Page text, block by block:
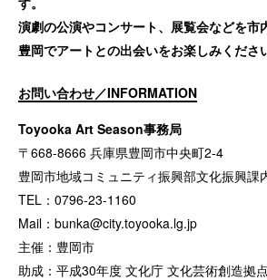
演劇の公演やコンサート、展覧会などを市
豊岡でアートとの出会いをお楽しみくださ
お問い合わせ／INFORMATION
Toyooka Art Season事務局
〒668-8666 兵庫県豊岡市中央町2-4
豊岡市地域コミュニティ振興部文化振興課
TEL：0796-23-1160
Mail： bunka@city.toyooka.lg.jp
主催：豊岡市
助成：平成30年度 文化庁 文化芸術創造拠